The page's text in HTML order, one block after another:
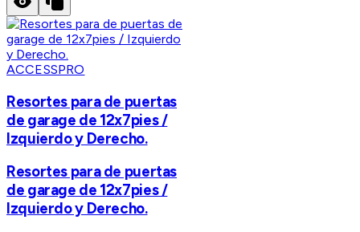
ACCESSPRO
Resortes para de puertas
de garage de 12x7pies /
Izquierdo y Derecho.
Resortes para de puertas
de garage de 12x7pies /
Izquierdo y Derecho.